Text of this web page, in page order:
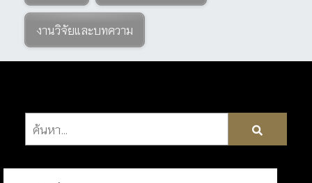
งานวิจัยและบทความ